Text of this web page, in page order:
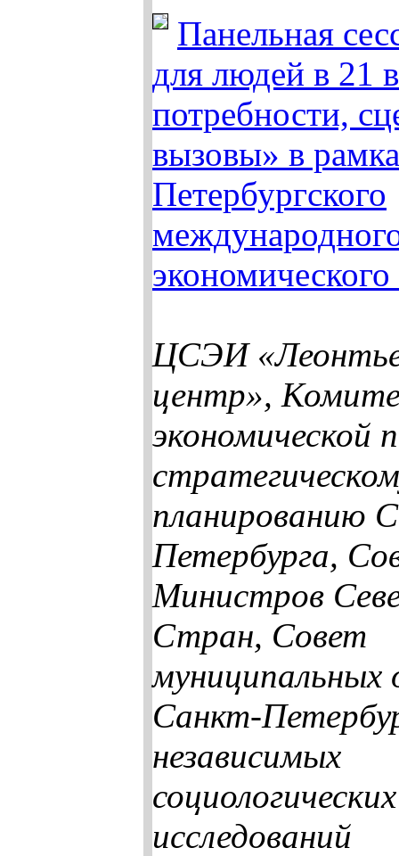
Панельная
для людей в 21
потребности,
вызовы» в
Петербургского
ЦСЭИ
центр»,
экономической
планированию
Петербурга,
Министров
Стран, Совет
муниципальных
Санкт-
независимых
социологических
исследований